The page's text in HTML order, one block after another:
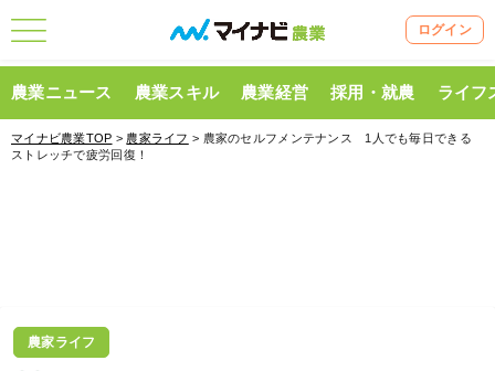
ログイン
農業ニュース 農業スキル 農業経営 採用・就農 ライフ
マイナビ農業TOP > 農家ライフ > 農家のセルフメンテナンス 1人でも毎日できる
ストレッチで疲労回復！
農家ライフ